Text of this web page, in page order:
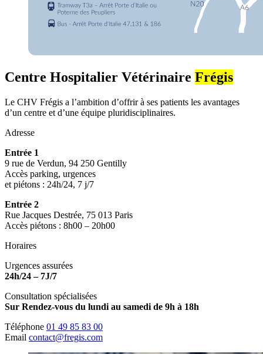
Centre Hospitalier Vétérinaire Frégis
Le CHV Frégis a l’ambition d’offrir à ses patients les avantages
d’un centre et d’une équipe pluridisciplinaires.
Adresse
Entrée 1
9 rue de Verdun, 94 250 Gentilly
Accès parking, urgences
et piétons : 24h/24, 7 j/7
Entrée 2
Rue Jacques Destrée, 75 013 Paris
Accès piétons : 8h00 – 20h00
Horaires
Urgences assurées
24h/24 – 7J/7
Consultation spécialisées
Sur Rendez-vous du lundi au samedi de 9h à 18h
Téléphone 01 49 85 83 00
Email contact@fregis.com